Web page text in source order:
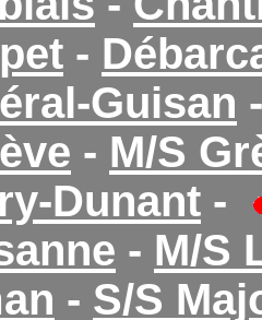
-
Guisan
- M/S
Dunant -
- M/S
- S/S